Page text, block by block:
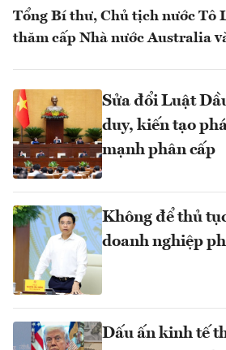
Tổng Bí thư, Chủ tịch nước Tô
thăm cấp Nhà nước Australia
Sửa đổi Luật
duy, kiến tạo
mạnh phân cấp
Không để thủ
doanh nghiệp
Dấu ấn kinh tế